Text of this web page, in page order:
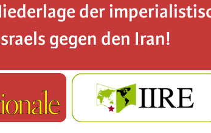
der
gegen den Iran!